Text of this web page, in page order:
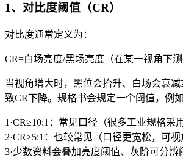
1、对比度阈值（CR）
对比度通常定义为：
CR=白场亮度/黑场亮度（在某一视角下测
当视角增大时，黑位会抬升、白场会衰
致CR下降。规格书会规定一个阈值，例如
1·CR≥10:1：常见口径（很多工业规格采用
2·CR≥5:1：也较常见（口径更宽松，可视
3·少数资料会叠加亮度阈值、灰阶可分辨